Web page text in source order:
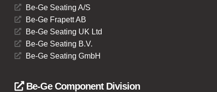
Be-Ge Seating A/S
Be-Ge Frapett AB
Be-Ge Seating UK Ltd
Be-Ge Seating B.V.
Be-Ge Seating GmbH
Be-Ge Component Division